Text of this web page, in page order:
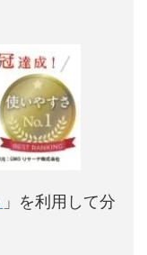
」を利用して分